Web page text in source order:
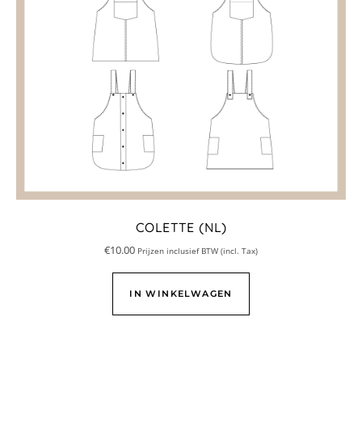
COLETTE (NL)
€10.00 Prijzen inclusief BTW (incl. Tax)
IN WINKELWAGEN